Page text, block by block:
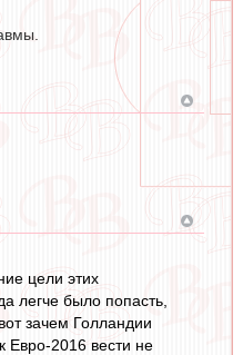
цели этих
легче было попасть,
зачем Голландии
Евро-2016 вести не